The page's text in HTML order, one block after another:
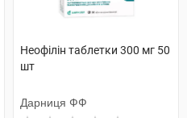
Неофілін таблетки 300 мг 50
шт
Дарниця ФФ